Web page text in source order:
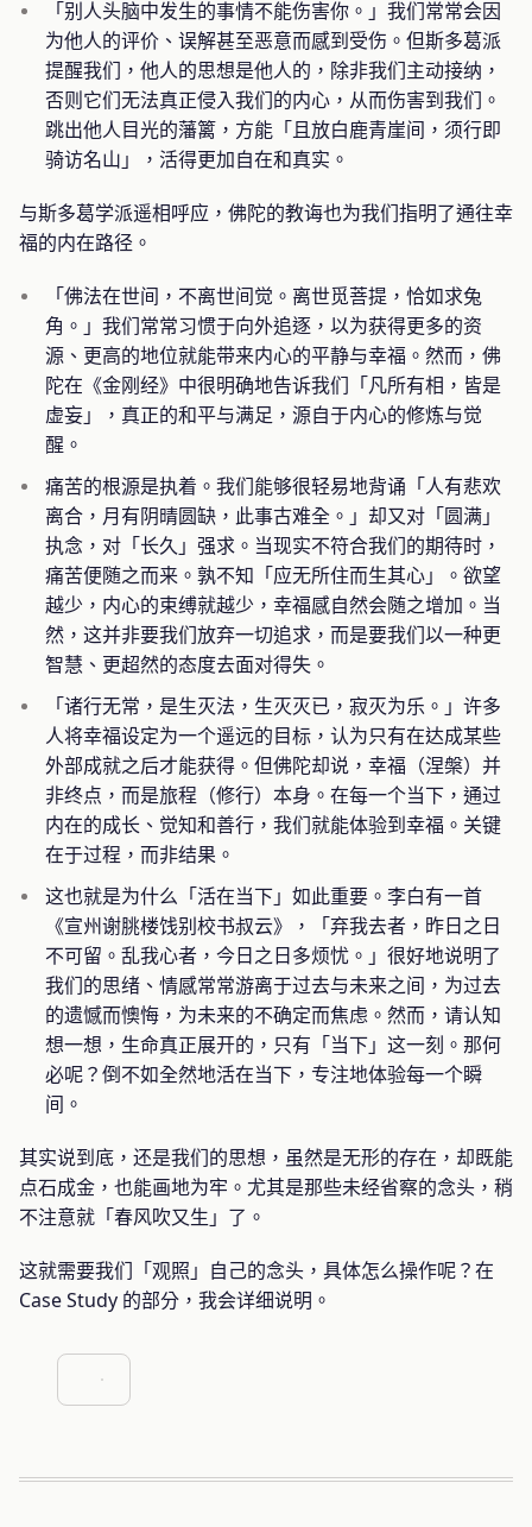
「别人头脑中发生的事情不能伤害你。」我们常常会因
为他人的评价、误解甚至恶意而感到受伤。但斯多葛派
提醒我们，他人的思想是他人的，除非我们主动接纳，
否则它们无法真正侵入我们的内心，从而伤害到我们。
跳出他人目光的藩篱，方能「且放白鹿青崖间，须行即
骑访名山」，活得更加自在和真实。
与斯多葛学派遥相呼应，佛陀的教诲也为我们指明了通往幸
福的内在路径。
「佛法在世间，不离世间觉。离世觅菩提，恰如求兔
角。」我们常常习惯于向外追逐，以为获得更多的资
源、更高的地位就能带来内心的平静与幸福。然而，佛
陀在《金刚经》中很明确地告诉我们「凡所有相，皆是
虚妄」，真正的和平与满足，源自于内心的修炼与觉
醒。
痛苦的根源是执着。我们能够很轻易地背诵「人有悲欢
离合，月有阴晴圆缺，此事古难全。」却又对「圆满」
执念，对「长久」强求。当现实不符合我们的期待时，
痛苦便随之而来。孰不知「应无所住而生其心」。欲望
越少，内心的束缚就越少，幸福感自然会随之增加。当
然，这并非要我们放弃一切追求，而是要我们以一种更
智慧、更超然的态度去面对得失。
「诸行无常，是生灭法，生灭灭已，寂灭为乐。」许多
人将幸福设定为一个遥远的目标，认为只有在达成某些
外部成就之后才能获得。但佛陀却说，幸福（涅槃）并
非终点，而是旅程（修行）本身。在每一个当下，通过
内在的成长、觉知和善行，我们就能体验到幸福。关键
在于过程，而非结果。
这也就是为什么「活在当下」如此重要。李白有一首
《宣州谢朓楼饯别校书叔云》，「弃我去者，昨日之日
不可留。乱我心者，今日之日多烦忧。」很好地说明了
我们的思绪、情感常常游离于过去与未来之间，为过去
的遗憾而懊悔，为未来的不确定而焦虑。然而，请认知
想一想，生命真正展开的，只有「当下」这一刻。那何
必呢？倒不如全然地活在当下，专注地体验每一个瞬
间。
其实说到底，还是我们的思想，虽然是无形的存在，却既能
点石成金，也能画地为牢。尤其是那些未经省察的念头，稍
不注意就「春风吹又生」了。
这就需要我们「观照」自己的念头，具体怎么操作呢？在
Case Study 的部分，我会详细说明。